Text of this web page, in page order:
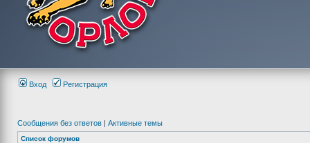
Вход Регистрация
Сообщения без ответов | Активные темы
Список форумов